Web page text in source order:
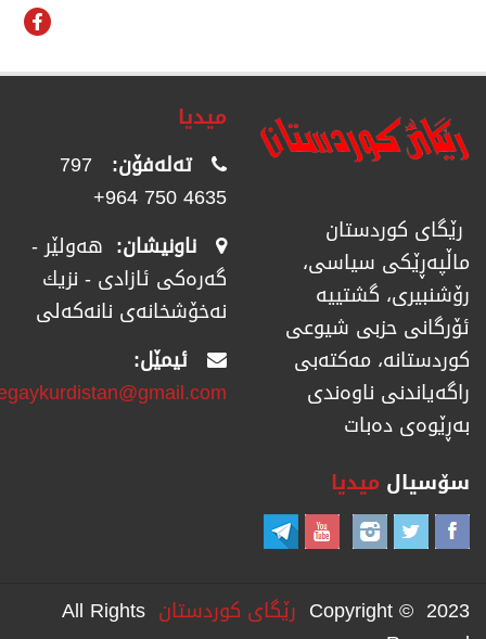
رێگای كوردستان
ماڵپەڕێكی سیاسی،
رۆشنبیری، گشتییە
ئۆرگانی حزبی شیوعی
كوردستانە، مەكتەبی
راگەیاندنی ناوەندی
بەڕێوەی دەبات
میدیا
تەلەفۆن: 797
4635 750 964+
ناونیشان: هەولێر -
گەرەکی ئازادی - نزیك
نەخۆشخانەی نانەکەلی
ئیمێل:
سۆسیال میدیا
Copyright © 2023 رێگای كوردستان All Rights